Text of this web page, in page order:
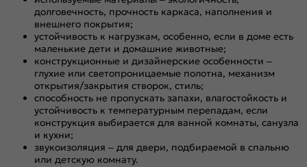
долговечность, прочность каркаса, наполнения и
внешнего покрытия;
устойчивость к нагрузкам, особенно, если в доме есть
маленькие дети и домашние животные;
конструкционные и дизайнерские особенности –
глухие или светопроницаемые полотна, механизм
открытия/закрытия створок, стиль;
способность не пропускать запахи, влагостойкость и
устойчивость к температурным перепадам, если
конструкция выбирается для ванной комнаты, санузла
и кухни;
звукоизоляция – для двери, подбираемой в спальню
или детскую комнату.